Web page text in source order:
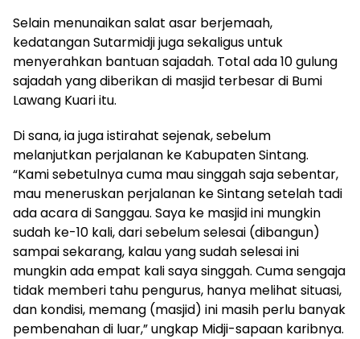
Selain menunaikan salat asar berjemaah,
kedatangan Sutarmidji juga sekaligus untuk
menyerahkan bantuan sajadah. Total ada 10 gulung
sajadah yang diberikan di masjid terbesar di Bumi
Lawang Kuari itu.
Di sana, ia juga istirahat sejenak, sebelum
melanjutkan perjalanan ke Kabupaten Sintang.
“Kami sebetulnya cuma mau singgah saja sebentar,
mau meneruskan perjalanan ke Sintang setelah tadi
ada acara di Sanggau. Saya ke masjid ini mungkin
sudah ke-10 kali, dari sebelum selesai (dibangun)
sampai sekarang, kalau yang sudah selesai ini
mungkin ada empat kali saya singgah. Cuma sengaja
tidak memberi tahu pengurus, hanya melihat situasi,
dan kondisi, memang (masjid) ini masih perlu banyak
pembenahan di luar,” ungkap Midji-sapaan karibnya.